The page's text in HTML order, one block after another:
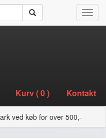
Kurv (0) Kontakt
ved køb for over 500,-